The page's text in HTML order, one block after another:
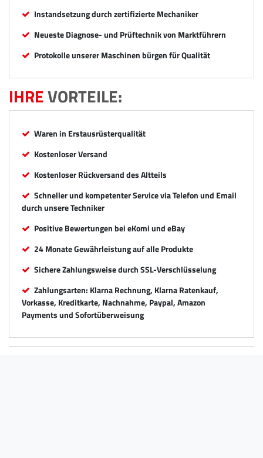
Instandsetzung durch zertifizierte Mechaniker
Neueste Diagnose- und Prüftechnik von Marktführern
Protokolle unserer Maschinen bürgen für Qualität
IHREVORTEILE:
Waren in Erstausrüsterqualität
Kostenloser Versand
Kostenloser Rückversand des Altteils
Schneller und kompetenter Service via Telefon und Email
durch unsere Techniker
Positive Bewertungen bei eKomi und eBay
24 Monate Gewährleistung auf alle Produkte
Sichere Zahlungsweise durch SSL-Verschlüsselung
Zahlungsarten: Klarna Rechnung, Klarna Ratenkauf,
Vorkasse, Kreditkarte, Nachnahme, Paypal, Amazon
Payments und Sofortüberweisung